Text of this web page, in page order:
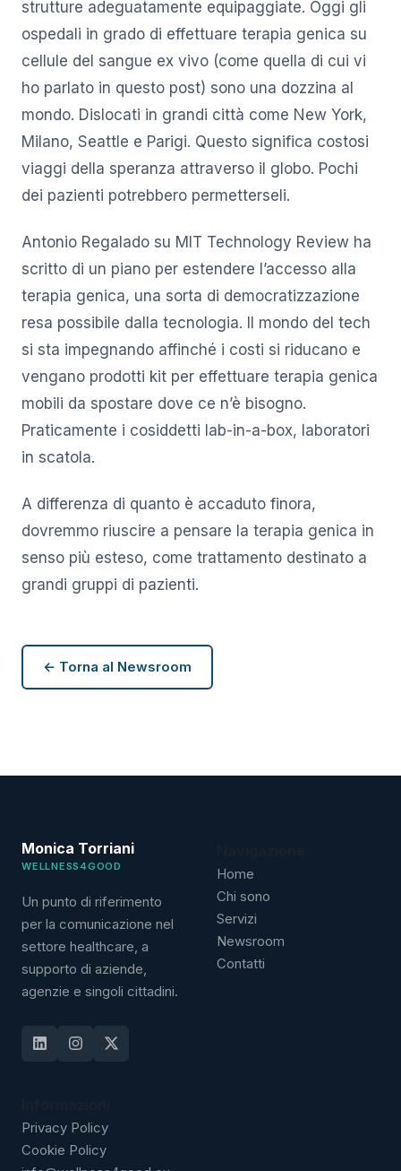
strutture adeguatamente equipaggiate. Oggi gli
ospedali in grado di effettuare terapia genica su
cellule del sangue ex vivo (come quella di cui vi
ho parlato in questo post) sono una dozzina al
mondo. Dislocati in grandi città come New York,
Milano, Seattle e Parigi. Questo significa costosi
viaggi della speranza attraverso il globo. Pochi
dei pazienti potrebbero permetterseli.
Antonio Regalado su MIT Technology Review ha
scritto di un piano per estendere l’accesso alla
terapia genica, una sorta di democratizzazione
resa possibile dalla tecnologia. Il mondo del tech
si sta impegnando affinché i costi si riducano e
vengano prodotti kit per effettuare terapia genica
mobili da spostare dove ce n’è bisogno.
Praticamente i cosiddetti lab-in-a-box, laboratori
in scatola.
A differenza di quanto è accaduto finora,
dovremmo riuscire a pensare la terapia genica in
senso più esteso, come trattamento destinato a
grandi gruppi di pazienti.
← Torna al Newsroom
Monica Torriani
WELLNESS4GOOD
Un punto di riferimento
per la comunicazione nel
settore healthcare, a
supporto di aziende,
agenzie e singoli cittadini.
Home
Chi sono
Servizi
Newsroom
Contatti
Privacy Policy
Cookie Policy